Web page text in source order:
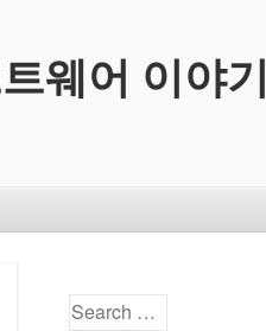
웨어 이야기
Search